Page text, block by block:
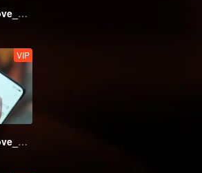
Be Passionately in Love_第05話
VIP
Be Passionately in Love_第10話